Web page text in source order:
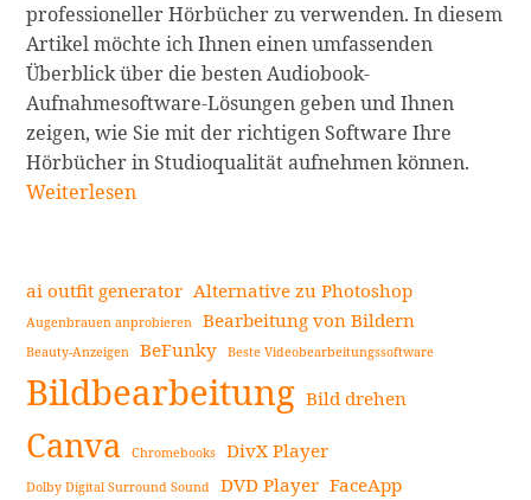
professioneller Hörbücher zu verwenden. In diesem
Artikel möchte ich Ihnen einen umfassenden
Überblick über die besten Audiobook-
Aufnahmesoftware-Lösungen geben und Ihnen
zeigen, wie Sie mit der richtigen Software Ihre
Hörbücher in Studioqualität aufnehmen können.
Weiterlesen
Seitenleiste
ai outfit generator Alternative zu Photoshop
Augenbrauen anprobieren Bearbeitung von Bildern
Beauty-Anzeigen BeFunky Beste Videobearbeitungssoftware
Bildbearbeitung Bild drehen
Canva Chromebooks DivX Player
Dolby Digital Surround Sound DVD Player FaceApp